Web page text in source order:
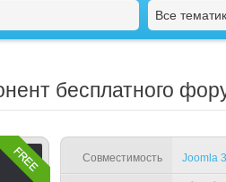
Все
бесплатного
Совместимость Joomla